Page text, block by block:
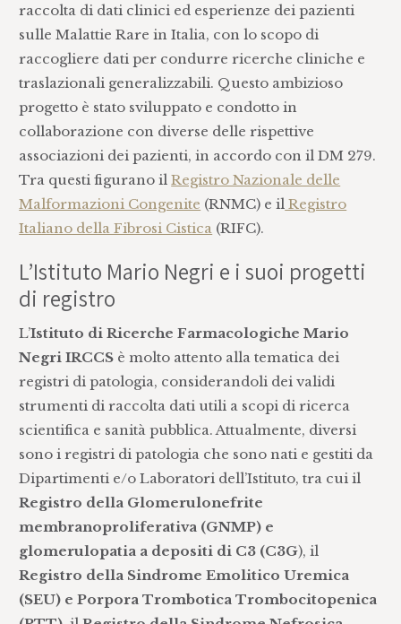
raccolta di dati clinici ed esperienze dei pazienti
sulle Malattie Rare in Italia, con lo scopo di
raccogliere dati per condurre ricerche cliniche e
traslazionali generalizzabili. Questo ambizioso
progetto è stato sviluppato e condotto in
collaborazione con diverse delle rispettive
associazioni dei pazienti, in accordo con il DM 279.
Tra questi figurano ilRegistro Nazionale delle
Malformazioni Congenite (RNMC) e il Registro
Italiano della Fibrosi Cistica (RIFC).
L’Istituto Mario Negri e i suoi progetti
di registro
L’Istituto di Ricerche Farmacologiche Mario
Negri IRCCS è molto attento alla tematica dei
registri di patologia, considerandoli dei validi
strumenti di raccolta dati utili a scopi di ricerca
scientifica e sanità pubblica. Attualmente, diversi
sono i registri di patologia che sono nati e gestiti da
Dipartimenti e/o Laboratori dell’Istituto, tra cui il
Registro della Glomerulonefrite
membranoproliferativa (GNMP) e
glomerulopatia a depositi di C3 (C3G), il
Registro della Sindrome Emolitico Uremica
(SEU) e Porpora Trombotica Trombocitopenica